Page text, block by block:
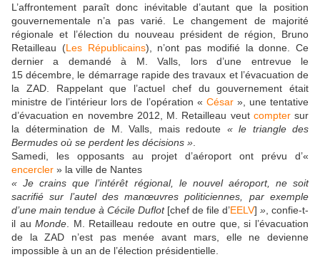
L’affrontement paraît donc inévitable d’autant que la position
gouvernementale n’a pas varié. Le changement de majorité
régionale et l’élection du nouveau président de région, Bruno
Retailleau (Les Républicains), n’ont pas modifié la donne. Ce
dernier a demandé à M. Valls, lors d’une entrevue le
15 décembre, le démarrage rapide des travaux et l’évacuation de
la ZAD. Rappelant que l’actuel chef du gouvernement était
ministre de l’intérieur lors de l’opération « César», une tentative
d’évacuation en novembre 2012, M. Retailleau veut comptersur
la détermination de M. Valls, mais redoute « le triangle des
Bermudes où se perdent les décisions »
Samedi, les opposants au projet d’aéroport ont prévu d’«
encercler » la ville de Nantes
« Je crains que l’intérêt régional, le nouvel aéroport, ne soit
sacrifié sur l’autel des manœuvres politiciennes, par exemple
d’une main tendue à Cécile Duflot [chef de file d’EELV] » , confie-t-
il auMonde . M. Retailleau redoute en outre que, si l’évacuation
de la ZAD n’est pas menée avant mars, elle ne devienne
impossible à un an de l’élection présidentielle.